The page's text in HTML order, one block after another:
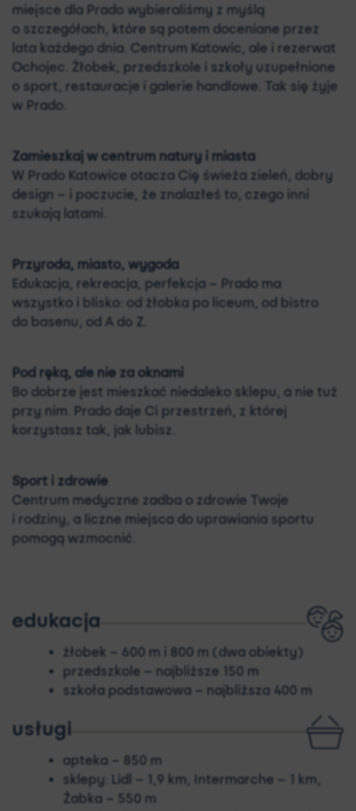
miejsce dla Prado wybieraliśmy z myślą
o szczegółach, które są potem doceniane przez
lata każdego dnia. Centrum Katowic, ale i rezerwat
Ochojec. Żłobek, przedszkole i szkoły uzupełnione
o sport, restauracje i galerie handlowe. Tak się żyje
w Prado.
Zamieszkaj w centrum natury i miasta
W Prado Katowice otacza Cię świeża zieleń, dobry
design – i poczucie, że znalazłeś to, czego inni
szukają latami.
Przyroda, miasto, wygoda
Edukacja, rekreacja, perfekcja – Prado ma
wszystko i blisko: od żłobka po liceum, od bistro
do basenu, od A do Z.
Pod ręką, ale nie za oknami
Bo dobrze jest mieszkać niedaleko sklepu, a nie tuż
przy nim. Prado daje Ci przestrzeń, z której
korzystasz tak, jak lubisz.
Sport i zdrowie
Centrum medyczne zadba o zdrowie Twoje
i rodziny, a liczne miejsca do uprawiania sportu
pomogą wzmocnić.
edukacja
żłobek – 600 m i 800 m (dwa obiekty)
przedszkole – najbliższe 150 m
szkoła podstawowa – najbliższa 400 m
usługi
apteka – 850 m
sklepy: Lidl – 1,9 km, Intermarche – 1 km,
Żabka – 550 m